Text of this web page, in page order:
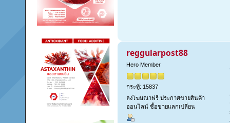
reggularpost88
Hero Member
กระทู้: 15837
ลงโฆษณาฟรี ประกาศขายสินค้า
ออนไลน์ ซื้อขายแลกเปลี่ยน